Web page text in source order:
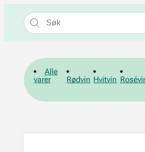
Alle
varer
Rødvin Hvitvin